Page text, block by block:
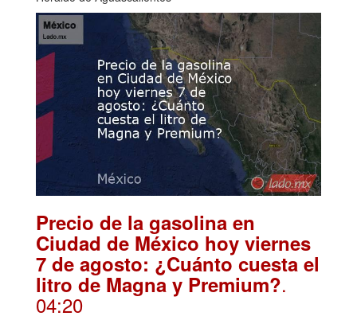
Precio de la gasolina en
Ciudad de México hoy viernes
7 de agosto: ¿Cuánto cuesta el
litro de Magna y Premium?.
04:20